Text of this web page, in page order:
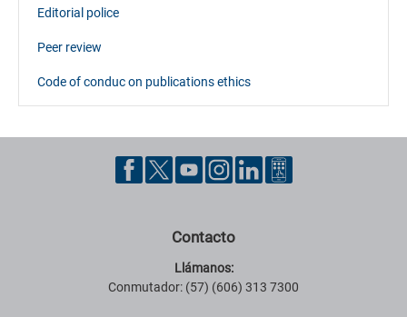
Editorial police
Peer review
Code of conduc on publications ethics
Contacto
Llámanos:
Conmutador: (57) (606) 313 7300